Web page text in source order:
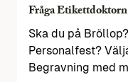
Fråga
Ska du på
Personalfest?
Begravning med